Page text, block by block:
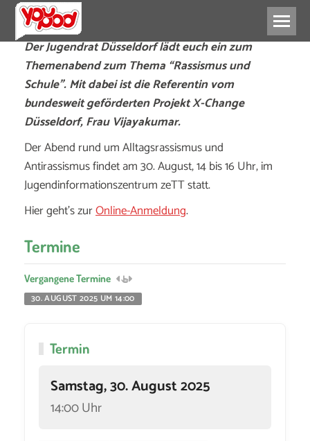
Der Jugendrat Düsseldorf lädt euch ein zum
Themenabend zum Thema “Rassismus und
Schule”. Mit dabei ist die Referentin vom
bundesweit geförderten Projekt X-Change
Düsseldorf, Frau Vijayakumar.
Der Abend rund um Alltagsrassismus und
Antirassismus findet am 30. August, 14 bis 16 Uhr, im
Jugendinformationszentrum zeTT statt.
Hier geht’s zurOnline-Anmeldung.
Termine
Vergangene Termine
30. AUGUST 2025 UM 14:00
Termin
Samstag, 30. August 2025
14:00 Uhr